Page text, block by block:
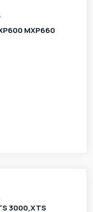
MXP660
3000,XTS